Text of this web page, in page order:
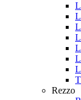
Rezzo